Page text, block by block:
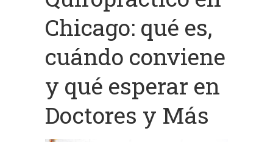
Chicago: qué es,
cuándo conviene
y qué esperar en
Doctores y Más